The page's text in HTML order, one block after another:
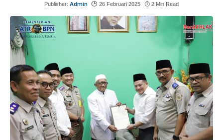
Publisher: Admin 26 Februari 2025 2 Min Read